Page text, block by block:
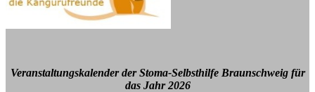
Veranstaltungskalender der Stoma-Selbsthilfe Braunschweig für
das Jahr 2026